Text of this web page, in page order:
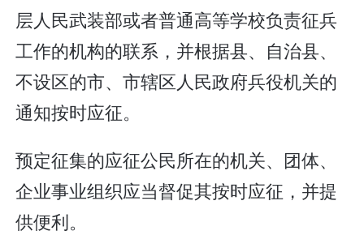
层人民武装部或者普通高等学校负责征兵
工作的机构的联系，并根据县、自治县、
不设区的市、市辖区人民政府兵役机关的
通知按时应征。
预定征集的应征公民所在的机关、团体、
企业事业组织应当督促其按时应征，并提
供便利。